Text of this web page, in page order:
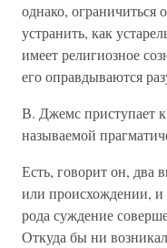
однако,
устранить, как
имеет религиозное
его оправдываются
В. Джемс приступает к
называемой
Есть, говорит он, два
или происхождении, и
рода суждение
Откуда бы ни